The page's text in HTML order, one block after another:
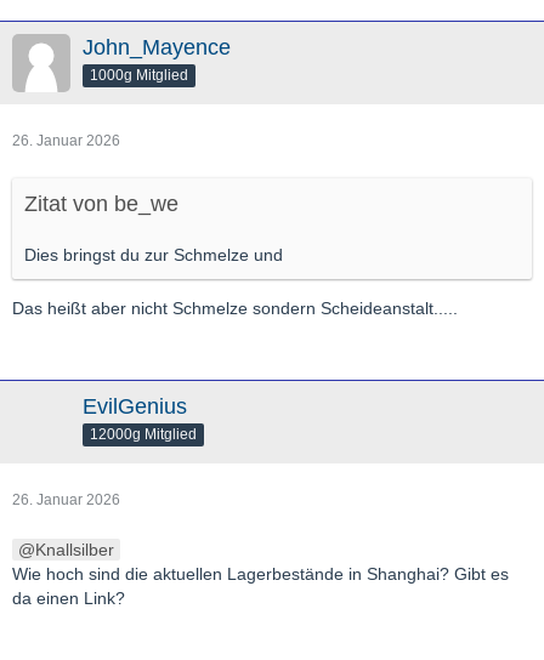
John_Mayence
1000g Mitglied
26. Januar 2026
Zitat von be_we
Dies bringst du zur Schmelze und
Das heißt aber nicht Schmelze sondern Scheideanstalt.....
EvilGenius
12000g Mitglied
26. Januar 2026
Knallsilber
Wie hoch sind die aktuellen Lagerbestände in Shanghai? Gibt es
da einen Link?